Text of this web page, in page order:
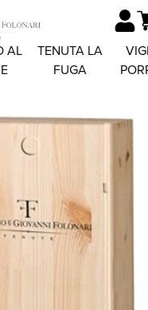
AL
TENUTA LA
FUGA